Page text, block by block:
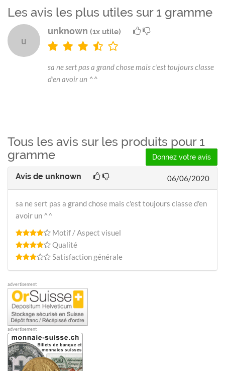
Les avis les plus utiles sur 1 gramme
u
unknown (1x utile)
sa ne sert pas a grand chose mais c'est toujours classe
d'en avoir un ^^
Tous les avis sur les produits pour 1
gramme
Donnez votre avis
Avis de unknown 06/06/2020
sa ne sert pas a grand chose mais c'est toujours classe d'en
avoir un ^^
Motif / Aspect visuel
Qualité
Satisfaction générale
advertisement
advertisement